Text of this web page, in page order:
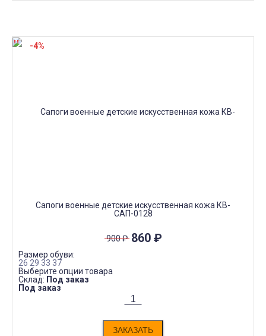
Сапоги военные детские искусственная кожа КВ-
САП-0128
900₽ 860 ₽
Размер обуви:
26 29 33 37
Выберите опции товара
Склад: Под заказ
Под заказ
ЗАКАЗАТЬ
-4%